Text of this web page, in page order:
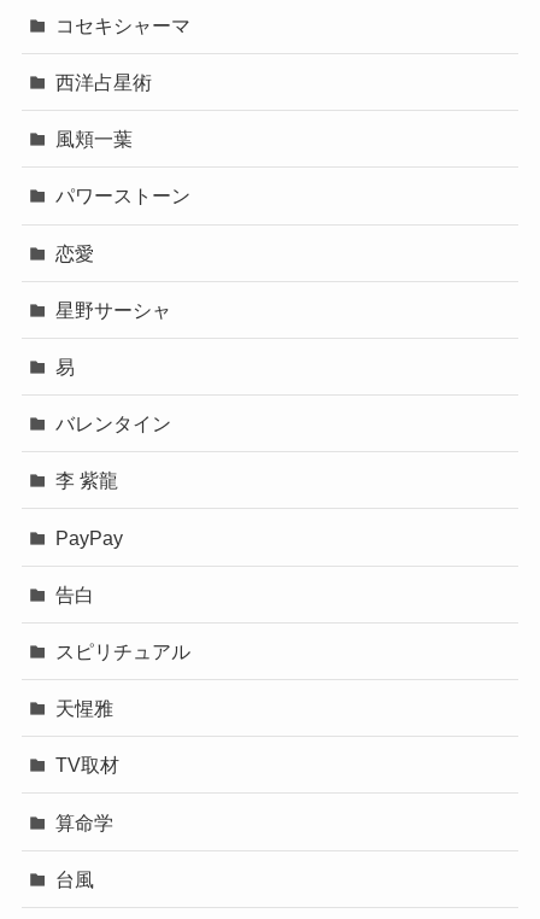
コセキシャーマ
西洋占星術
風頬一葉
パワーストーン
恋愛
星野サーシャ
易
バレンタイン
李 紫龍
PayPay
告白
スピリチュアル
天惺雅
TV取材
算命学
台風